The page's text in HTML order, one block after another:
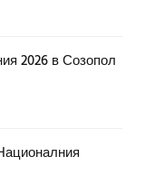
2026 в Созопол